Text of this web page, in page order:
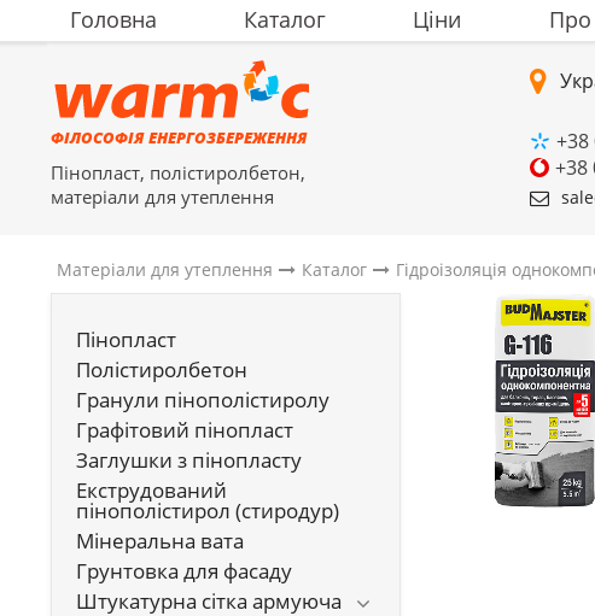
Головна Каталог Ціни Про
ФІЛОСОФІЯ ЕНЕРГОЗБЕРЕЖЕННЯ
Пінопласт, полістиролбетон,
матеріали для утеплення
+38
+38
Матеріали для утеплення Каталог Гідроізоляція
Пінопласт
Полістиролбетон
Гранули пінополістиролу
Графітовий пінопласт
Заглушки з пінопласту
Екструдований
пінополістирол (стиродур)
Мінеральна вата
Грунтовка для фасаду
Штукатурна сітка армуюча